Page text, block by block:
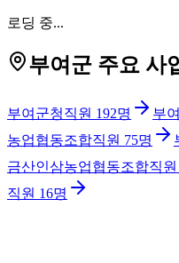
로딩 중...
부여군 주요 사
부여군청직원 192명 부
농업협동조합직원 75명
금산인삼농업협동조합직원
직원 16명